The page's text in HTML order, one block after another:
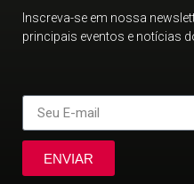
Inscreva-se em nossa
principais eventos e notícias
ENVIAR